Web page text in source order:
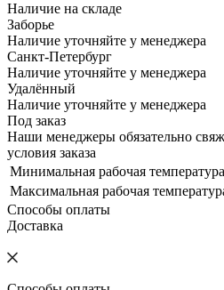
Наличие на складе
Заборье
Наличие уточняйте у менеджера
Санкт-Петербург
Наличие уточняйте у менеджера
Удалённый
Наличие уточняйте у менеджера
Под заказ
Наши менеджеры обязательно
условия заказа
Минимальная рабочая температура
Максимальная рабочая
Способы оплаты
Доставка